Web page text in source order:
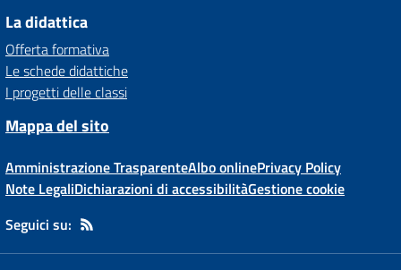
La didattica
Offerta formativa
Le schede didattiche
I progetti delle classi
Mappa del sito
Amministrazione TrasparenteAlbo onlinePrivacy Policy
Note LegaliDichiarazioni di accessibilitàGestione cookie
Seguici su: